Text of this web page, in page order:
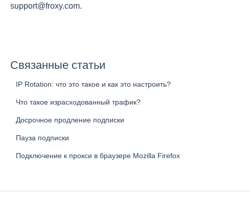
support@froxy.com.
Связанные статьи
IP Rotation: что это такое и как это настроить?
Что такое израсходованный трафик?
Досрочное продление подписки
Пауза подписки
Подключение к прокси в браузере Mozilla Firefox